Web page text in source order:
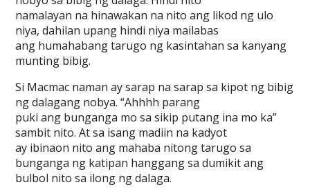
namalayan na hinawakan na nito ang likod ng ulo
niya, dahilan upang hindi niya mailabas
ang humahabang tarugo ng kasintahan sa kanyang
munting bibig.
Si Macmac naman ay sarap na sarap sa kipot ng bibig
ng dalagang nobya. “Ahhhh parang
puki ang bunganga mo sa sikip putang ina mo ka”
sambit nito. At sa isang madiin na kadyot
ay ibinaon nito ang mahaba nitong tarugo sa
bunganga ng katipan hanggang sa dumikit ang
bulbol nito sa ilong ng dalaga.